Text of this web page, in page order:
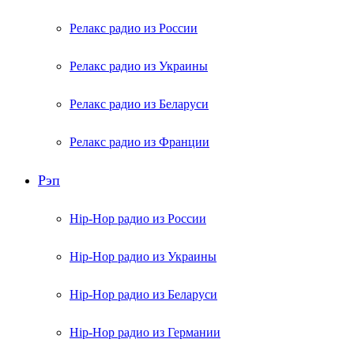
Релакс радио из России
Релакс радио из Украины
Релакс радио из Беларуси
Релакс радио из Франции
Рэп
Hip-Hop радио из России
Hip-Hop радио из Украины
Hip-Hop радио из Беларуси
Hip-Hop радио из Германии